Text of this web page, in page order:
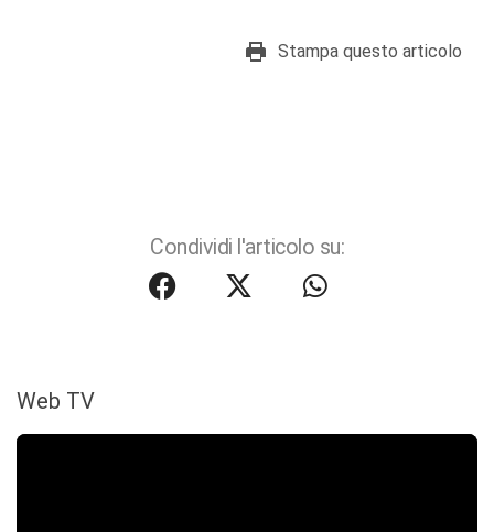
Stampa questo articolo
Condividi l'articolo su:
Web TV